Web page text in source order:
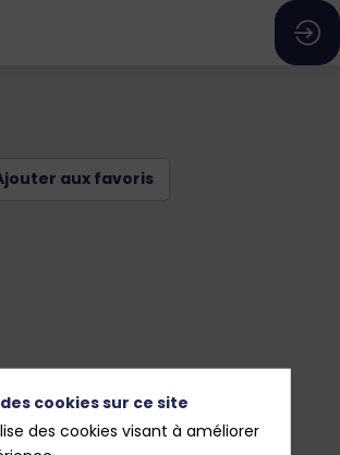
aux favoris
cookies sur ce site
des cookies visant à améliorer